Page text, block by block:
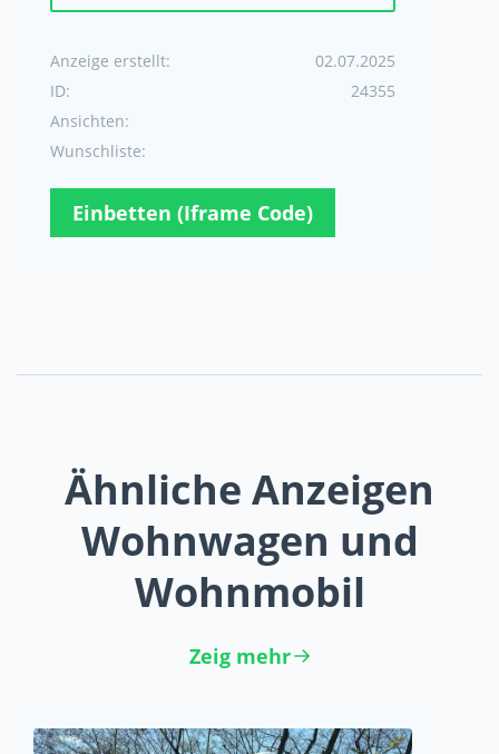
Anzeige erstellt:
02.07.2025
ID:
24355
Ansichten:
Wunschliste:
Einbetten (Iframe Code)
Ähnliche Anzeigen
Wohnwagen und
Wohnmobil
Zeig mehr